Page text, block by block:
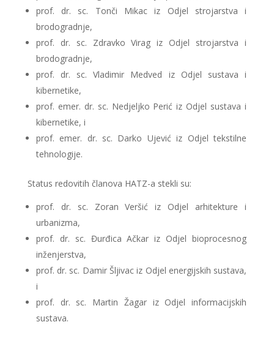
prof. dr. sc. Tonči Mikac iz Odjel strojarstva i
brodogradnje,
prof. dr. sc. Zdravko Virag iz Odjel strojarstva i
brodogradnje,
prof. dr. sc. Vladimir Medved iz Odjel sustava i
kibernetike,
prof. emer. dr. sc. Nedjeljko Perić iz Odjel sustava i
kibernetike, i
prof. emer. dr. sc. Darko Ujević iz Odjel tekstilne
tehnologije.
Status redovitih članova HATZ-a stekli su:
prof. dr. sc. Zoran Veršić iz Odjel arhitekture i
urbanizma,
prof. dr. sc. Đurđica Ačkar iz Odjel bioprocesnog
inženjerstva,
prof. dr. sc. Damir Šljivac iz Odjel energijskih sustava,
i
prof. dr. sc. Martin Žagar iz Odjel informacijskih
sustava.